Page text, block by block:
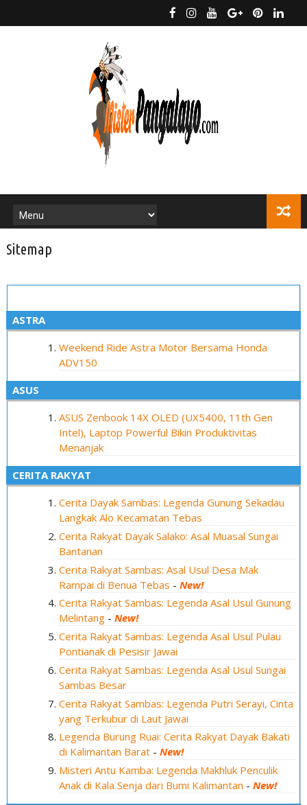
Sitemap
ASTRA
Weekend Ride Astra Motor Bersama Honda
ADV150
ASUS
ASUS Zenbook 14X OLED (UX5400, 11th Gen
Intel), Laptop Powerful Bikin Produktivitas
Menanjak
CERITA RAKYAT
Cerita Dayak Sambas: Legenda Gunung Sekadau
Langkak Alo Kecamatan Tebas
Cerita Rakyat Dayak Salako: Asal Muasal Sungai
Bantanan
Cerita Rakyat Sambas: Asal Usul Desa Mak
Rampai di Benua Tebas -New!
Cerita Rakyat Sambas: Legenda Asal Usul Gunung
Melintang -New!
Cerita Rakyat Sambas: Legenda Asal Usul Pulau
Pontianak di Pesisir Jawai
Cerita Rakyat Sambas: Legenda Asal Usul Sungai
Sambas Besar
Cerita Rakyat Sambas: Legenda Putri Serayi, Cinta
yang Terkubur di Laut Jawai
Legenda Burung Ruai: Cerita Rakyat Dayak Bakati
di Kalimantan Barat -New!
Misteri Antu Kamba: Legenda Makhluk Penculik
Anak di Kala Senja dari Bumi Kalimantan -New!